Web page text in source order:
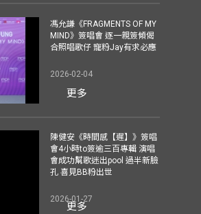
馮允謙《FRAGMENTS OF MY
MIND》簽唱會 逐一親簽傾偈
合照唱歌仔 寵粉Jay有求必應
2026-02-04
更多
陳健安《時間感【遲】》簽唱
會4小時to簽逾三百專輯 演唱
會成功幫歌迷出pool 過半新臉
孔 喜見BB粉出世
2026-01-27
更多